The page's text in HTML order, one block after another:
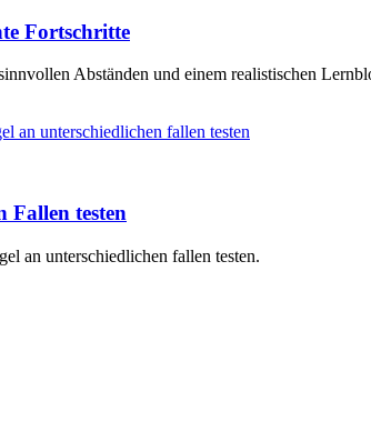
Fortschritte
Abständen und einem realistischen
Fallen testen
an unterschiedlichen fallen testen.